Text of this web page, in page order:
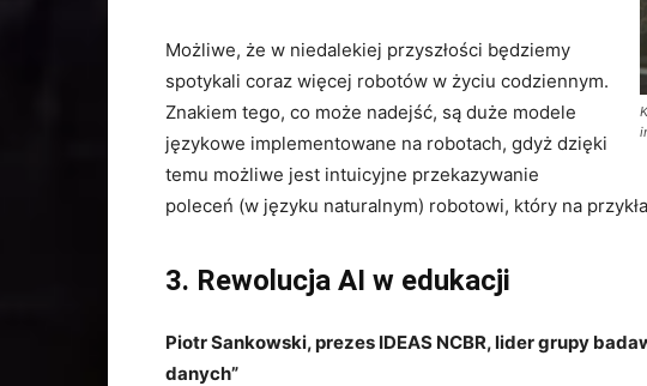
Możliwe, że w niedalekiej przyszłości będziemy
spotykali coraz więcej robotów w życiu codziennym.
Znakiem tego, co może nadejść, są duże modele
językowe implementowane na robotach, gdyż dzięki
temu możliwe jest intuicyjne przekazywanie
poleceń (w języku naturalnym) robotowi, który na
3. Rewolucja AI w edukacji
Piotr Sankowski, prezes IDEAS NCBR, lider grupy
danych”